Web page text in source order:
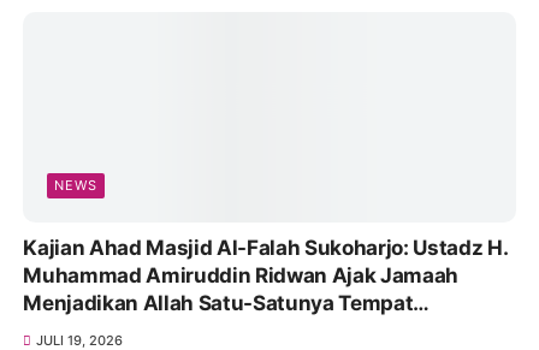
NEWS
Kajian Ahad Masjid Al-Falah Sukoharjo: Ustadz H.
Muhammad Amiruddin Ridwan Ajak Jamaah
Menjadikan Allah Satu-Satunya Tempat
Bergantung
JULI 19, 2026